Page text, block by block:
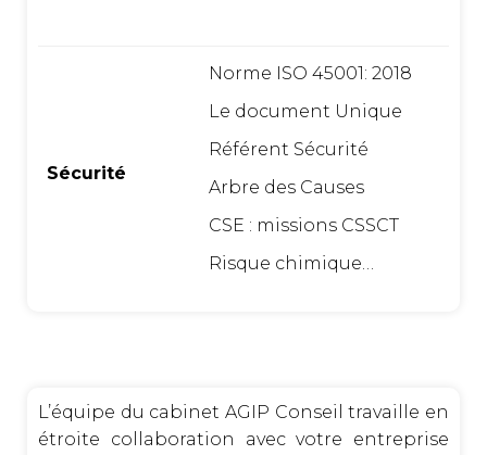
Sécurité
Norme ISO 45001: 2018
Le document Unique
Référent Sécurité
Arbre des Causes
CSE : missions CSSCT
Risque chimique…
L’équipe du cabinet AGIP Conseil travaille en
étroite collaboration avec votre entreprise